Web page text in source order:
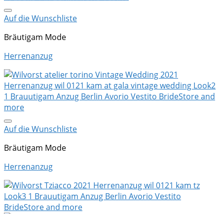
Auf die Wunschliste
Bräutigam Mode
Herrenanzug
Auf die Wunschliste
Bräutigam Mode
Herrenanzug